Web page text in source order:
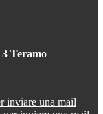
Teramo
inviare una mail